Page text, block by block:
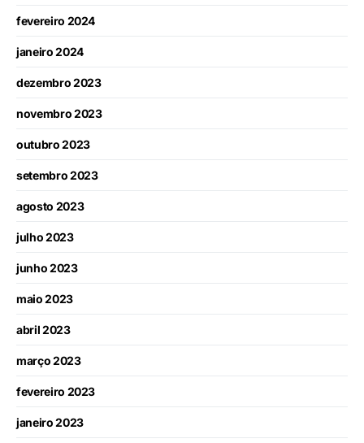
fevereiro 2024
janeiro 2024
dezembro 2023
novembro 2023
outubro 2023
setembro 2023
agosto 2023
julho 2023
junho 2023
maio 2023
abril 2023
março 2023
fevereiro 2023
janeiro 2023